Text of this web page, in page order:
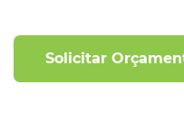
Solicitar